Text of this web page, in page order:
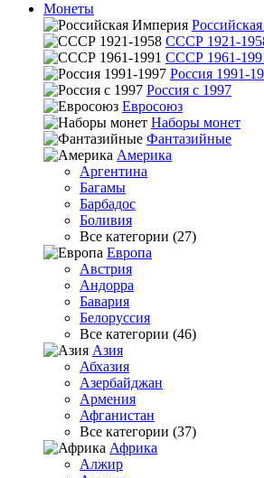
Монеты
СССР 1921-
СССР 1961-
Россия 1991-
Россия с 1997
Евросоюз
Наборы монет
Фантазийные
Америка
Аргентина
Багамы
Барбадос
Боливия
Все категории (27)
Европа
Австрия
Андорра
Бавария
Белоруссия
Все категории (46)
Азия
Абхазия
Азербайджан
Армения
Афганистан
Все категории (37)
Африка
Алжир